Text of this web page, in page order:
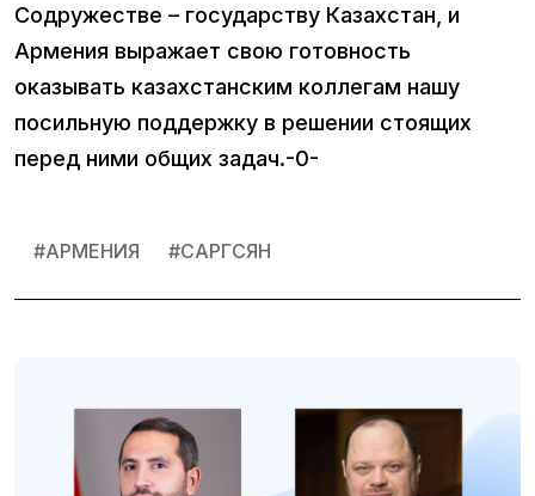
Содружестве – государству Казахстан, и
Армения выражает свою готовность
оказывать казахстанским коллегам нашу
посильную поддержку в решении стоящих
перед ними общих задач.-0-
#АРМЕНИЯ #САРГСЯН